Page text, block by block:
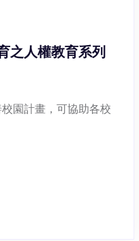
之人權教育系列
園計畫，可協助各校